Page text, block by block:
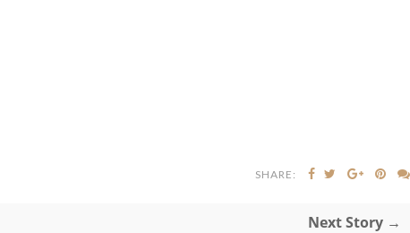
SHARE:
Next Story →